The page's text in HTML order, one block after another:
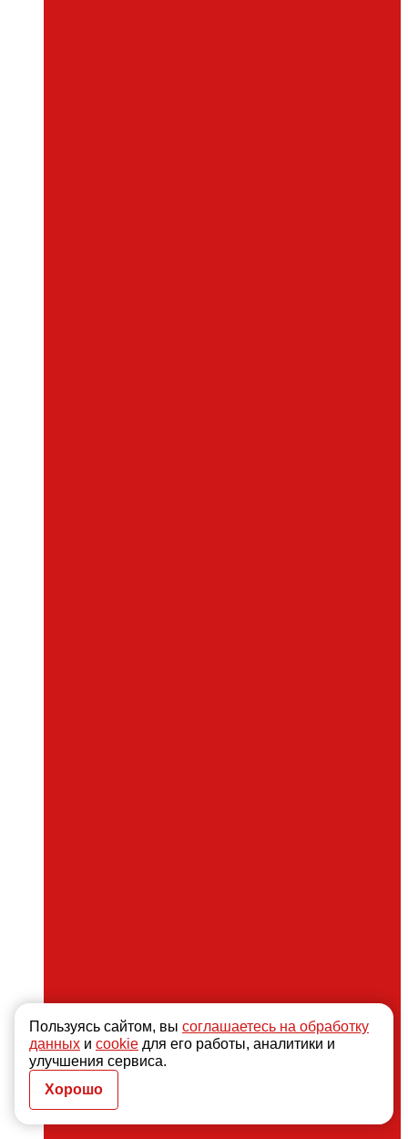
Пользуясь сайтом, вы соглашаетесь на обработку
данных и cookie для его работы, аналитики и
улучшения сервиса.
Хорошо